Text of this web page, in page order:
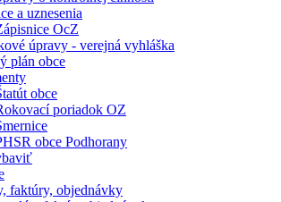
a uznesenia
OcZ
úpravy - verejná vyhláška
plán obce
obce
poriadok OZ
obce Podhorany
faktúry, objednávky